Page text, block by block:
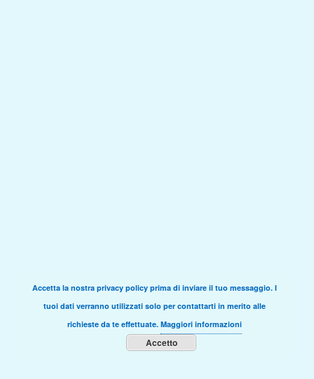
Accetta la nostra privacy policy prima di inviare il tuo messaggio. I
tuoi dati verranno utilizzati solo per contattarti in merito alle
richieste da te effettuate. Maggiori informazioni
Accetto